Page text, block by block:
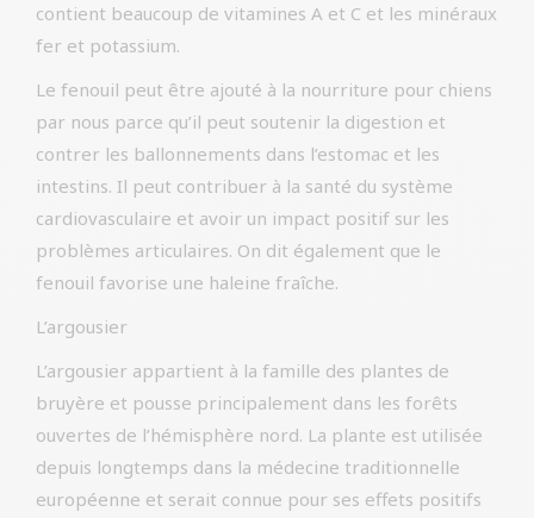
contient beaucoup de vitamines A et C et les minéraux
fer et potassium.
Le fenouil peut être ajouté à la nourriture pour chiens
par nous parce qu’il peut soutenir la digestion et
contrer les ballonnements dans l’estomac et les
intestins. Il peut contribuer à la santé du système
cardiovasculaire et avoir un impact positif sur les
problèmes articulaires. On dit également que le
fenouil favorise une haleine fraîche.
L’argousier
L’argousier appartient à la famille des plantes de
bruyère et pousse principalement dans les forêts
ouvertes de l’hémisphère nord. La plante est utilisée
depuis longtemps dans la médecine traditionnelle
européenne et serait connue pour ses effets positifs